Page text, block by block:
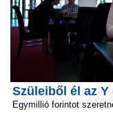
Szüleiből él az
Egymillió forintot